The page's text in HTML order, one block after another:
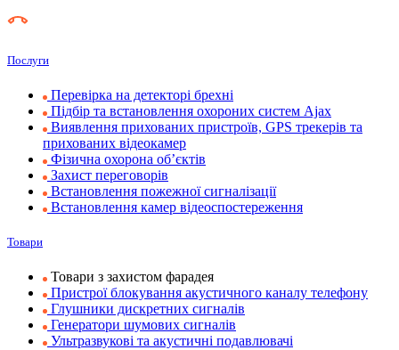
Послуги
Перевірка на детекторі брехні
Підбір та встановлення охороних систем Ajax
Виявлення прихованих пристроїв, GPS трекерів та
прихованих відеокамер
Фізична охорона об’єктів
Захист переговорів
Встановлення пожежної сигналізації
Встановлення камер відеоспостереження
Товари
Товари з захистом фарадея
Пристрої блокування акустичного каналу телефону
Глушники дискретних сигналів
Генератори шумових сигналів
Ультразвукові та акустичні подавлювачі